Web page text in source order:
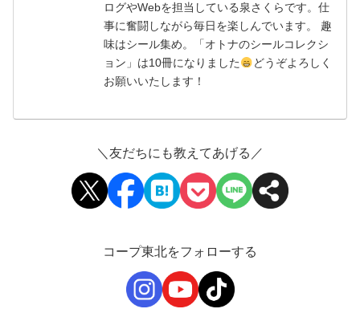
ログやWebを担当している泉さくらです。仕
事に奮闘しながら毎日を楽しんでいます。 趣
味はシール集め。「オトナのシールコレクシ
ョン」は10冊になりました
どうぞよろしく
お願いいたします！
＼友だちにも教えてあげる／
コープ東北をフォローする